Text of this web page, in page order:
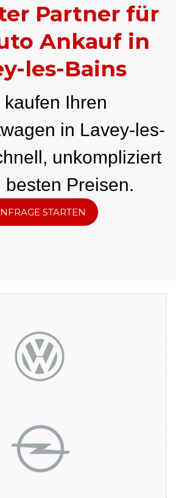
Partner für
Ankauf in
les-Bains
kaufen Ihren
in Lavey-les-
unkompliziert
besten Preisen.
STARTEN